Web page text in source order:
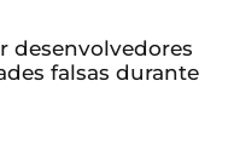
desenvolvedores
falsas durante